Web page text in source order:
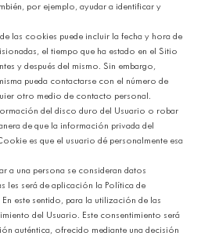
por ejemplo, ayudar a identificar y
las cookies puede incluir la fecha y hora de
el tiempo que ha estado en el Sitio
y después del mismo. Sin embargo,
pueda contactarse con el número de
otro medio de contacto personal.
del disco duro del Usuario o robar
de que la información privada del
es que el usuario dé personalmente esa
a una persona se consideran datos
les será de aplicación la Política de
este sentido, para la utilización de las
del Usuario. Este consentimiento será
auténtica, ofrecido mediante una decisión